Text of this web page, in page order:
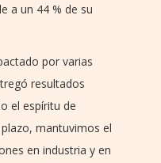
a un 44 % de su
por varias
resultados
el espíritu de
mantuvimos el
en industria y en